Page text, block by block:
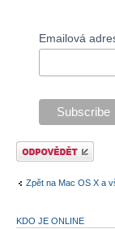
Emailová
Odeslat odpověď
Zpět na Mac OS X a
KDO JE ONLINE